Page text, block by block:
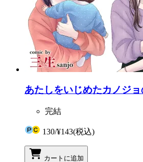
あたしをいじめたカノジ
完結
130/¥143(税込)
カートに追加